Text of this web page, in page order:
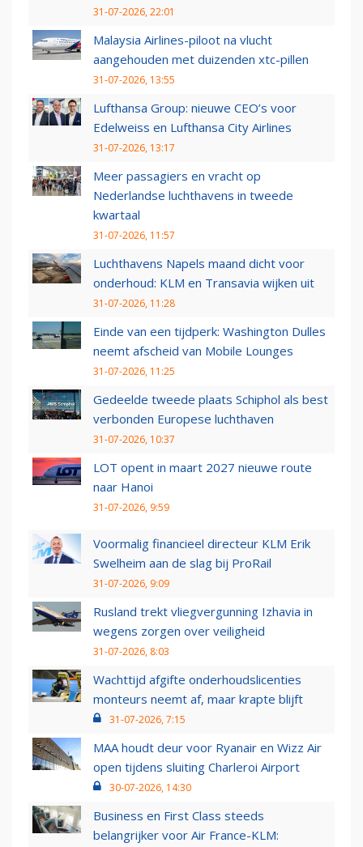
31-07-2026, 22:01
Malaysia Airlines-piloot na vlucht
aangehouden met duizenden xtc-pillen
31-07-2026, 13:55
Lufthansa Group: nieuwe CEO’s voor
Edelweiss en Lufthansa City Airlines
31-07-2026, 13:17
Meer passagiers en vracht op
Nederlandse luchthavens in tweede
kwartaal
31-07-2026, 11:57
Luchthavens Napels maand dicht voor
onderhoud: KLM en Transavia wijken uit
31-07-2026, 11:28
Einde van een tijdperk: Washington Dulles
neemt afscheid van Mobile Lounges
31-07-2026, 11:25
Gedeelde tweede plaats Schiphol als best
verbonden Europese luchthaven
31-07-2026, 10:37
LOT opent in maart 2027 nieuwe route
naar Hanoi
31-07-2026, 9:59
Voormalig financieel directeur KLM Erik
Swelheim aan de slag bij ProRail
31-07-2026, 9:09
Rusland trekt vliegvergunning Izhavia in
wegens zorgen over veiligheid
31-07-2026, 8:03
Wachttijd afgifte onderhoudslicenties
monteurs neemt af, maar krapte blijft
31-07-2026, 7:15
MAA houdt deur voor Ryanair en Wizz Air
open tijdens sluiting Charleroi Airport
30-07-2026, 14:30
Business en First Class steeds
belangrijker voor Air France-KLM: